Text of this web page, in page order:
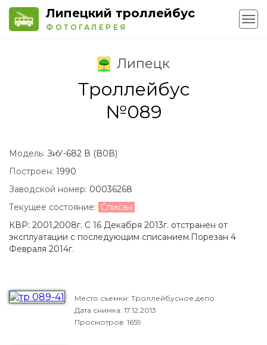
Липецкий троллейбус
ФОТОГАЛЕРЕЯ
Липецк
Троллейбус
№089
Модель: ЗиУ-682 В (В0В)
Построен: 1990
Заводской номер: 00036268
Текущее состояние: Списан
КВР: 2001,2008г. С 16 Декабря 2013г. отстранен от
эксплуатации с последующим списанием.Порезан 4
Февраля 2014г.
Место съемки: Троллейбусное депо
Дата снимка: 17.12.2013
Просмотров: 1659